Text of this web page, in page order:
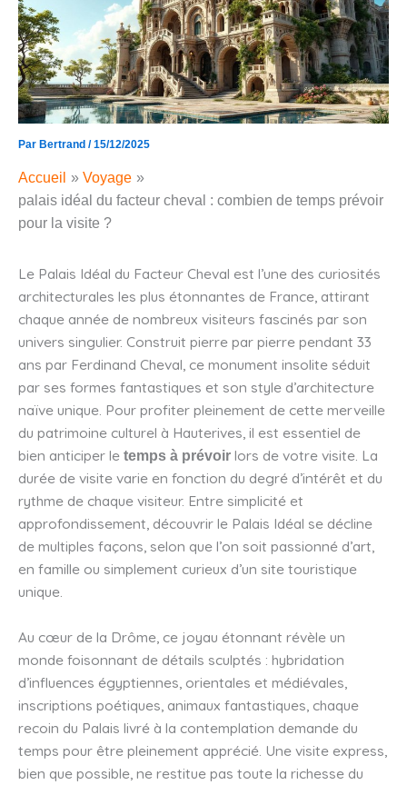
Par Bertrand /15/12/2025
Accueil
Voyage
palais idéal du facteur cheval : combien de temps prévoir
pour la visite ?
Le Palais Idéal du Facteur Cheval est l’une des curiosités
architecturales les plus étonnantes de France, attirant
chaque année de nombreux visiteurs fascinés par son
univers singulier. Construit pierre par pierre pendant 33
ans par Ferdinand Cheval, ce monument insolite séduit
par ses formes fantastiques et son style d’architecture
naïve unique. Pour profiter pleinement de cette merveille
du patrimoine culturel à Hauterives, il est essentiel de
bien anticiper le temps à prévoir lors de votre visite. La
durée de visite varie en fonction du degré d’intérêt et du
rythme de chaque visiteur. Entre simplicité et
approfondissement, découvrir le Palais Idéal se décline
de multiples façons, selon que l’on soit passionné d’art,
en famille ou simplement curieux d’un site touristique
unique.
Au cœur de la Drôme, ce joyau étonnant révèle un
monde foisonnant de détails sculptés : hybridation
d’influences égyptiennes, orientales et médiévales,
inscriptions poétiques, animaux fantastiques, chaque
recoin du Palais livré à la contemplation demande du
temps pour être pleinement apprécié. Une visite express,
bien que possible, ne restitue pas toute la richesse du